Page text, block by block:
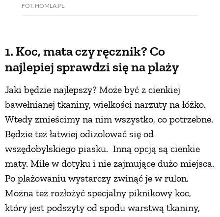
FOT. HOMLA.PL
1. Koc, mata czy ręcznik? Co
najlepiej sprawdzi się na plaży
Jaki będzie najlepszy? Może być z cienkiej
bawełnianej tkaniny, wielkości narzuty na łóżko.
Wtedy zmieścimy na nim wszystko, co potrzebne.
Będzie też łatwiej odizolować się od
wszędobylskiego piasku. Inną opcją są cienkie
maty. Miłe w dotyku i nie zajmujące dużo miejsca.
Po plażowaniu wystarczy zwinąć je w rulon.
Można też rozłożyć specjalny piknikowy koc,
który jest podszyty od spodu warstwą tkaniny,